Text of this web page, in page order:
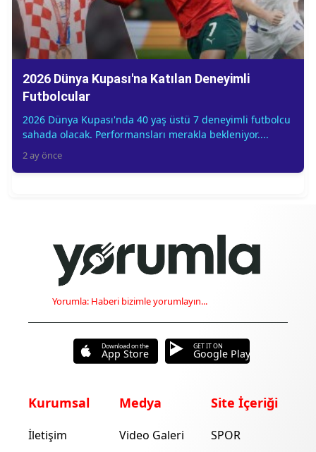
2026 Dünya Kupası'na Katılan Deneyimli
Futbolcular
2026 Dünya Kupası'nda 40 yaş üstü 7 deneyimli futbolcu
sahada olacak. Performansları merakla bekleniyor....
2 ay önce
Yorumla: Haberi bizimle yorumlayın...
Download on the
App Store
GET IT ON
Google Play
Kurumsal
İletişim
Medya
Video Galeri
Site İçeriği
SPOR